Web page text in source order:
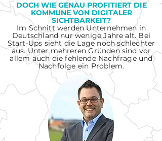
DOCH WIE GENAU PROFITIERT DIE
KOMMUNE VON DIGITALER
SICHTBARKEIT?
Im Schnitt werden Unternehmen in
Deutschland nur wenige Jahre alt. Bei
Start-Ups sieht die Lage noch schlechter
aus. Unter mehreren Gründen sind vor
allem auch die fehlende Nachfrage und
Nachfolge ein Problem.